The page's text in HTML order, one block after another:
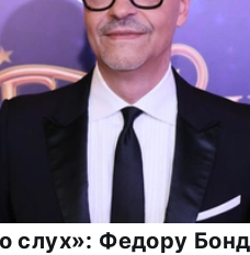
слух»: Федору